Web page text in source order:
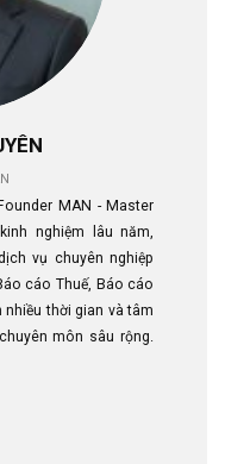
MAN - Master
nghiệm lâu năm,
vụ chuyên nghiệp
cáo Thuế, Báo cáo
thời gian và tâm
môn sâu rộng.